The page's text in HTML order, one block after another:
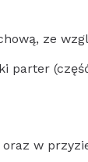
ze
parter
w